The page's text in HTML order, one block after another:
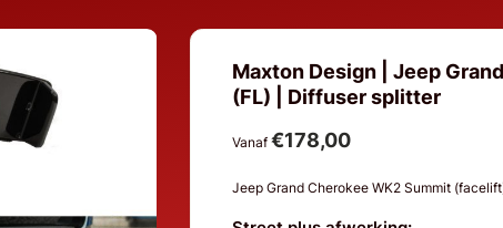
Maxton Design | Jeep
(FL) | Diffuser splitter
Vanaf €178,00
Jeep Grand Cherokee WK2 Summit